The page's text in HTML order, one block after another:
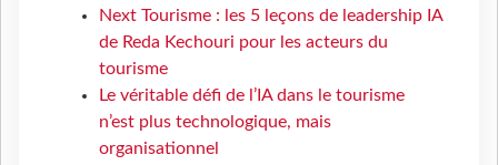
Next Tourisme : les 5 leçons de leadership IA
de Reda Kechouri pour les acteurs du
tourisme
Le véritable défi de l’IA dans le tourisme
n’est plus technologique, mais
organisationnel